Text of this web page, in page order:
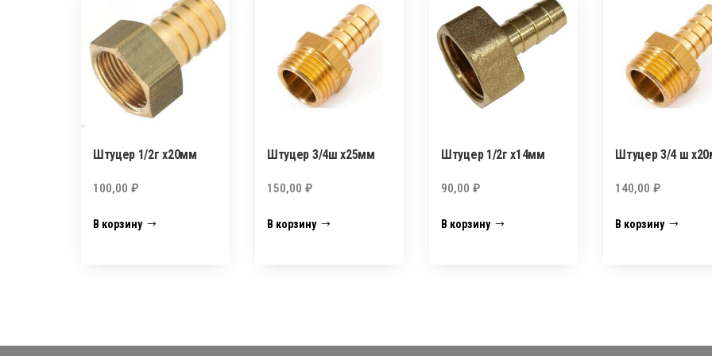
Штуцер 1/2г х20мм
100,00 ₽
В корзину
Штуцер 3/4ш х25мм
150,00₽
В корзину
Штуцер 1/2г х14мм
90,00₽
В корзину
Штуцер 3/4 ш
140,00₽
В корзину